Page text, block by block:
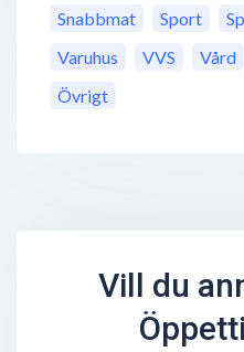
Snabbmat
Sport
Varuhus
VVS Vård
Övrigt
Vill du